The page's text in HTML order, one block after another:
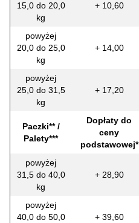
15,0 do 20,0
kg
+ 10,60
powyżej
20,0 do 25,0
kg
+ 14,00
powyżej
25,0 do 31,5
kg
+ 17,20
Paczki** /
Palety***
Dopłaty do
ceny
podstawowej*
powyżej
31,5 do 40,0
kg
+ 28,90
powyżej
40,0 do 50,0
+ 39,60